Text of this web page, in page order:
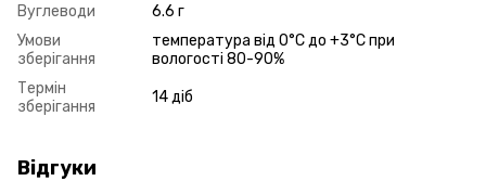
Вуглеводи
6.6 г
Умови
зберігання
температура від 0°C до +3°C при
вологості 80-90%
Термін
зберігання
14 діб
Відгуки